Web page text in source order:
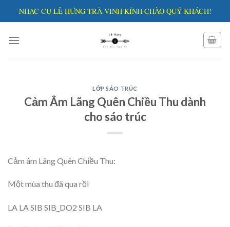
NHẠC CỤ LÊ HƯNG TRÀ VINH KÍNH CHÀO QUÝ KHÁCH!
LỚP SÁO TRÚC
Cảm Âm Lãng Quên Chiều Thu dành
cho sáo trúc
Cảm âm Lãng Quên Chiều Thu:
Một mùa thu đã qua rồi
LA LA SIB SIB_DO2 SIB LA